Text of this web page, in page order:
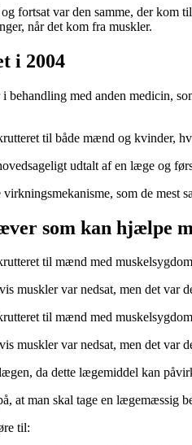
fortsat var den samme, der kom
når det kom fra muskler.
i 2004
i behandling med anden medicin,
til både mænd og kvinder,
udtalt af en læge og
virkningsmekanisme, som de
som kan hjælpe
til mænd med
muskler var nedsat, men det var
til mænd med
muskler var nedsat, men det var
da dette lægemiddel kan
at man skal tage en lægemæssig
til: